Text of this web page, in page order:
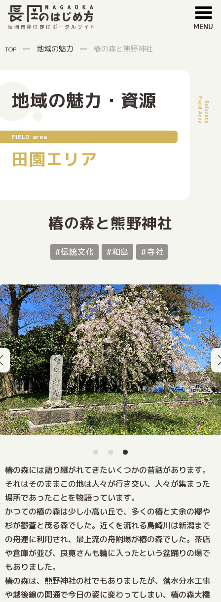
長岡市移住定住ポータルサイト MENU
TOP 地域の魅力 椿の森と熊野神社
地域の魅力・資源
FIELD area
田園エリア
椿の森と熊野神社
#伝統文化 #和島 #寺社
椿の森には語り継がれてきたいくつかの昔話があります。
それはそのままこの地は人々が行き交い、人々が集まった
場所であったことを物語っています。
かつての椿の森は少し小高い丘で、多くの椿と丈余の欅や
杉が鬱蒼と茂る森でした。近くを流れる島崎川は新潟まで
の舟運に利用され、最上流の舟附場が椿の森でした。茶店
や倉庫が並び、良寛さんも輪に入ったという盆踊りの場で
もありました。
椿の森は、熊野神社の杜でもありましたが、落水分水工事
や越後線の開通で今日の姿に変わってしまい、椿の森大橋